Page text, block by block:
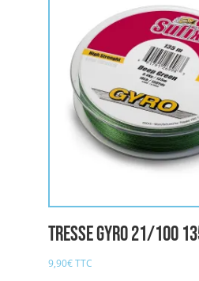
Tresse GYRO 21/100
9,90€ TTC